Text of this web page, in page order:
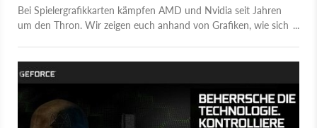
Bei Spielergrafikkarten kämpfen AMD und Nvidia seit Jahren
um den Thron. Wir zeigen euch anhand von Grafiken, wie sich